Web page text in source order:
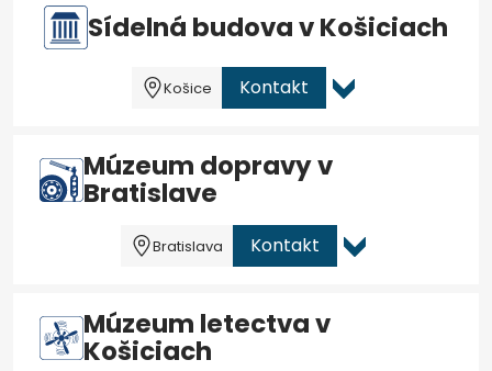
Sídelná budova v Košiciach
Košice Kontakt
Múzeum dopravy v
Bratislave
Bratislava Kontakt
Múzeum letectva v
Košiciach